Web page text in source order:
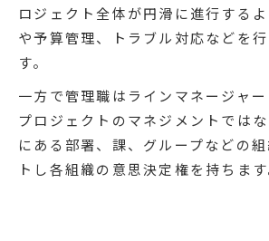
ロジェクト全体が円滑に進行する
や予算管理、トラブル対応などを
す。
一方で管理職はラインマネージャ
プロジェクトのマネジメントでは
にある部署、課、グループなどの
トし各組織の意思決定権を持ちます